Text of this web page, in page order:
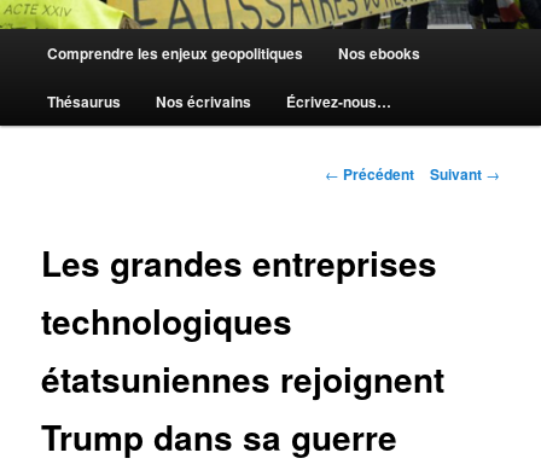
Comprendre les enjeux geopolitiques Nos ebooks
Thésaurus Nos écrivains Écrivez-nous…
Navigation
← Précédent Suivant →
Les grandes entreprises
technologiques
étatsuniennes rejoignent
Trump dans sa guerre